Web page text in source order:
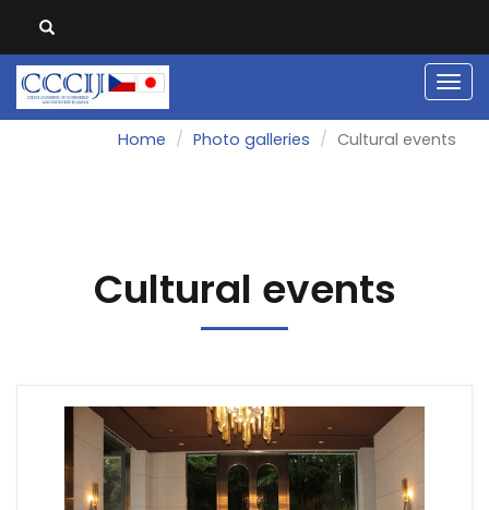
Home Photo galleries Cultural events
Cultural events